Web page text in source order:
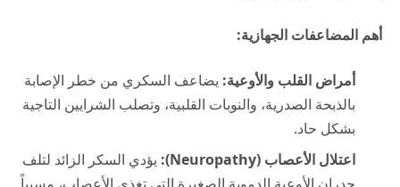
أهم المضاعفات الجهازية:
أمراض القلب والأوعية: يضاعف السكري من خطر الإصابة
بالذبحة الصدرية، والنوبات القلبية، وتصلب الشرايين التاجية
بشكل حاد.
اعتلال الأعصاب (Neuropathy):
يؤدي السكر الزائد لتلف